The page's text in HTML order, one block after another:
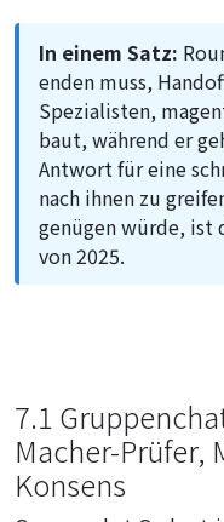
In einem Satz:
enden muss,
Spezialisten,
baut, während er
Antwort für eine
nach ihnen zu
genügen würde, ist
von 2025.
7.1
Macher-Prüfer,
Konsens